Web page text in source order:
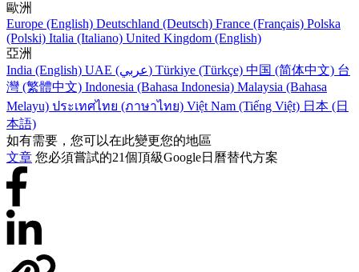
歐洲
Europe (English) Deutschland (Deutsch) France (Français) Polska
(Polski) Italia (Italiano) United Kingdom (English)
亞洲
India (English)
UAE (عربي) Türkiye (Türkçe) 中国 (简体中文) 台
灣 (繁體中文) Indonesia (Bahasa Indonesia) Malaysia (Bahasa
Melayu) ประเทศไทย (ภาษาไทย) Việt Nam (Tiếng Việt) 日本 (日
本語)
如有需要，您可以在此變更您的地區
文章 您必須嘗試的21個頂級Google日曆替代方案